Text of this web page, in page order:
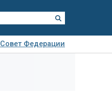
Совет Федерации